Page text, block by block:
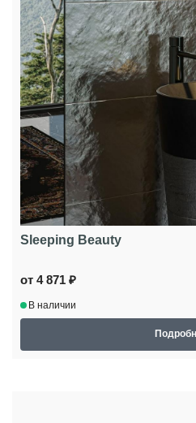
Sleeping Beauty
от 4 871 ₽
В наличии